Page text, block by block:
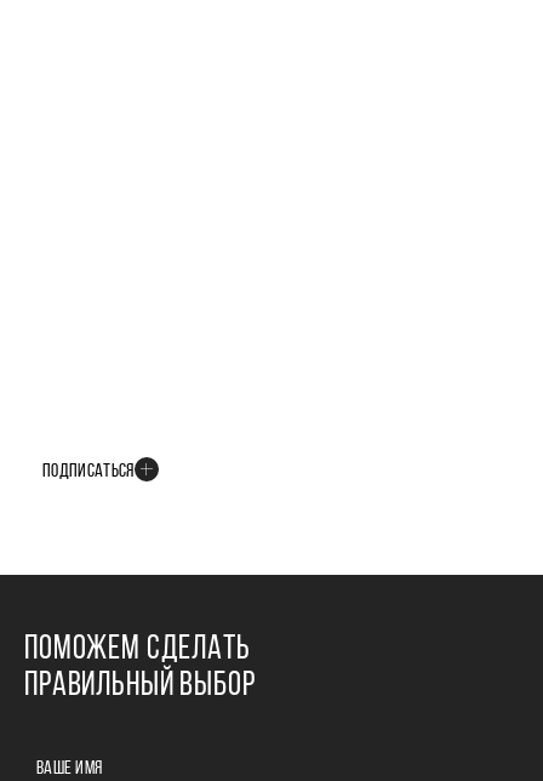
ПОДПИСАТЬСЯ
ПОМОЖЕМ СДЕЛАТЬ
ПРАВИЛЬНЫЙ ВЫБОР
ВАШЕ ИМЯ